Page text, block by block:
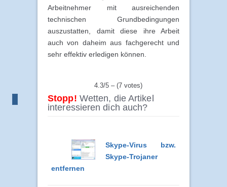
Arbeitnehmer mit ausreichenden
technischen Grundbedingungen
auszustatten, damit diese ihre Arbeit
auch von daheim aus fachgerecht und
sehr effektiv erledigen können.
4.3/5 – (7 votes)
Stopp! Wetten, die Artikel
interessieren dich auch?
Skype-Virus bzw.
Skype-Trojaner
entfernen